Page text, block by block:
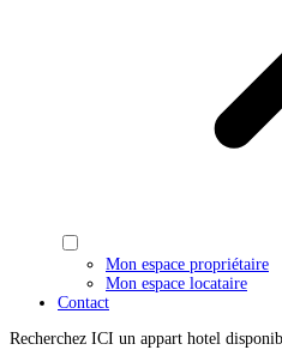
Mon espace propriétaire
Mon espace locataire
Contact
Recherchez ICI un appart hotel